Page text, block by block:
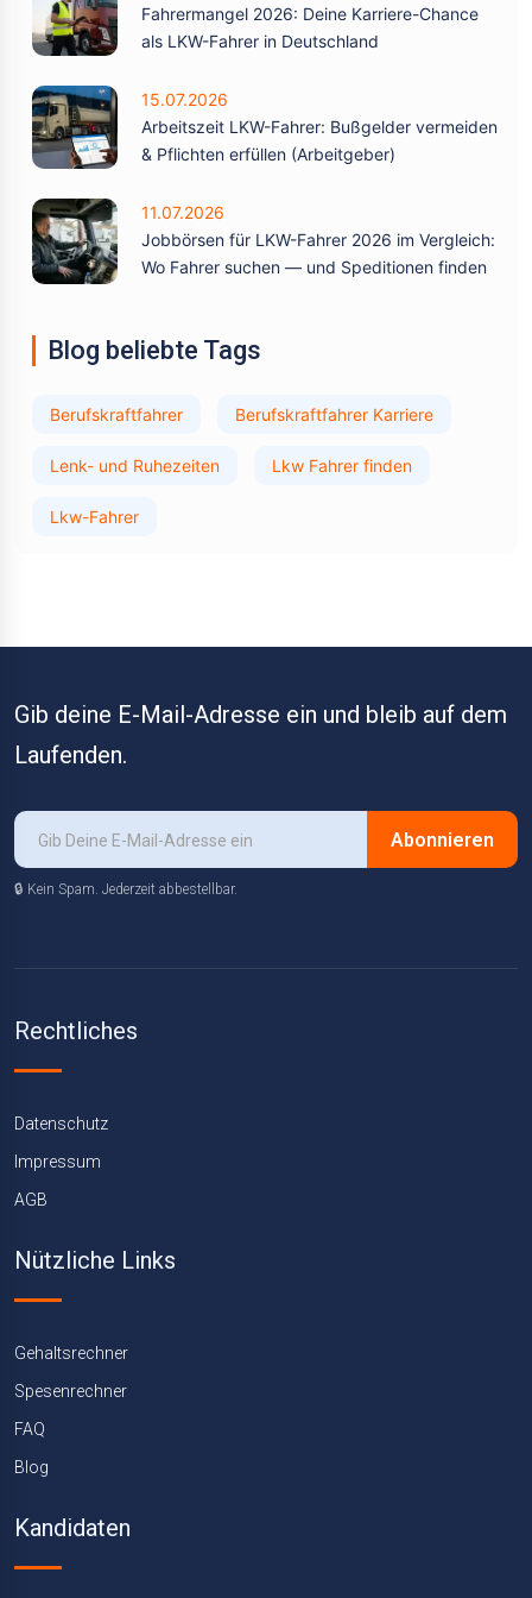
Fahrermangel 2026: Deine Karriere-Chance
als LKW-Fahrer in Deutschland
15.07.2026
Arbeitszeit LKW-Fahrer: Bußgelder vermeiden
& Pflichten erfüllen (Arbeitgeber)
11.07.2026
Jobbörsen für LKW-Fahrer 2026 im Vergleich:
Wo Fahrer suchen — und Speditionen finden
Blog beliebte Tags
Berufskraftfahrer Berufskraftfahrer Karriere
Lenk- und Ruhezeiten Lkw Fahrer finden
Lkw-Fahrer
Gib deine E-Mail-Adresse ein und bleib auf dem
Laufenden.
Abonnieren
🔒 Kein Spam. Jederzeit abbestellbar.
Rechtliches
Datenschutz
Impressum
AGB
Nützliche Links
Gehaltsrechner
Spesenrechner
FAQ
Blog
Kandidaten